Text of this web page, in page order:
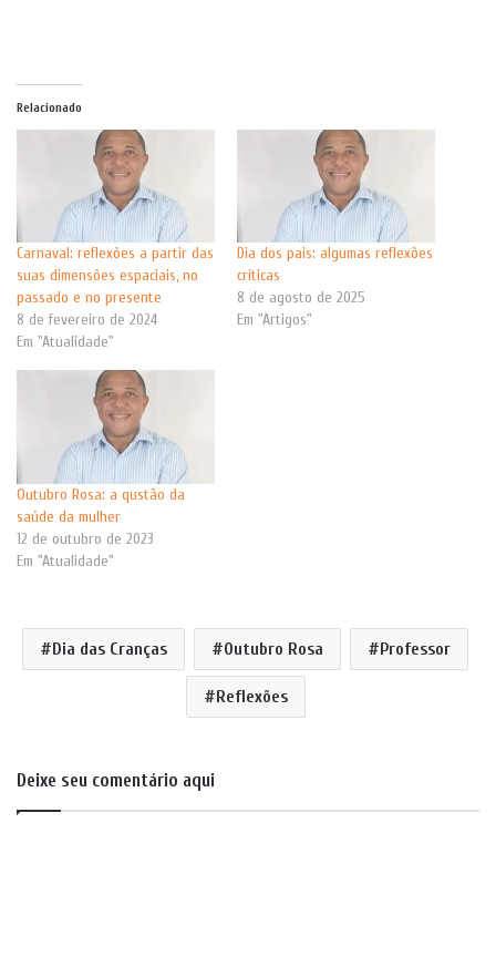
Relacionado
Carnaval: reflexões a partir das
suas dimensões espaciais, no
passado e no presente
8 de fevereiro de 2024
Em "Atualidade"
Dia dos pais: algumas reflexões
críticas
8 de agosto de 2025
Em "Artigos"
Outubro Rosa: a qustão da
saúde da mulher
12 de outubro de 2023
Em "Atualidade"
Dia das Cranças Outubro Rosa Professor
Reflexões
Deixe seu comentário aqui